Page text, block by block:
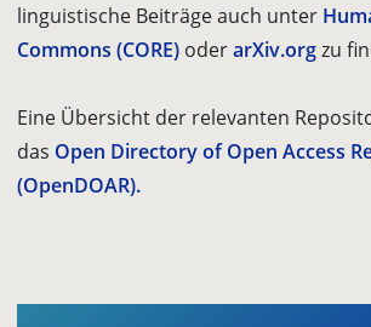
linguistische Beiträge auch unter
Commons (CORE) oderarXiv.orgzu
Eine Übersicht der relevanten
das Open Directory of Open Access
(OpenDOAR).